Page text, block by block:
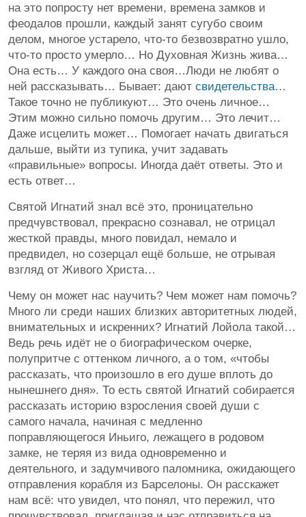
на это попросту нет времени, времена замков и
феодалов прошли, каждый занят сугубо своим
делом, многое устарело, что-то безвозвратно ушло,
что-то просто умерло… Но Духовная Жизнь жива…
Она есть… У каждого она своя…Люди не любят о
ней рассказывать… Бывает: дают свидетельства…
Такое точно не публикуют… Это очень личное…
Этим можно сильно помочь другим… Это лечит…
Даже исцелить может… Помогает начать двигаться
дальше, выйти из тупика, учит задавать
«правильные» вопросы. Иногда даёт ответы. Это и
есть ответ…
Святой Игнатий знал всё это, проницательно
предчувствовал, прекрасно сознавал, не отрицал
жесткой правды, много повидал, немало и
предвидел, но созерцал ещё больше, не отрывая
взгляд от Живого Христа…
Чему он может нас научить? Чем может нам помочь?
Много ли среди наших близких авторитетных людей,
внимательных и искренних? Игнатий Лойола такой…
Ведь речь идёт не о биографическом очерке,
полупритче с оттенком личного, а о том, «чтобы
рассказать, что произошло в его душе вплоть до
нынешнего дня». То есть святой Игнатий собирается
рассказать историю взросления своей души с
самого начала, начиная с медленно
поправляющегося Иньиго, лежащего в родовом
замке, не теряя из вида одновременно и
деятельного, и задумчивого паломника, ожидающего
отправления корабля из Барселоны. Он расскажет
нам всё: что увидел, что понял, что пережил, что